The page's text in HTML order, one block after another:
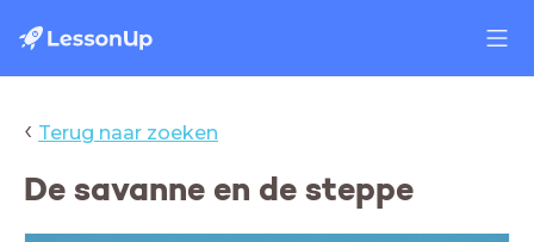
‹ Terug naar zoeken
De savanne en de steppe